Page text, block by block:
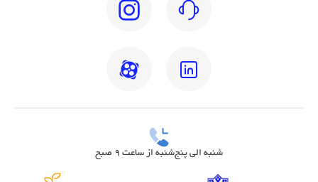
شنبه الی پنج‌شنبه از ساعت 9 صبح